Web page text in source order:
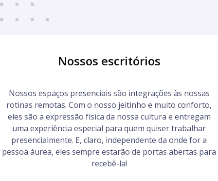
Nossos escritórios
Nossos espaços presenciais são integrações às nossas
rotinas remotas. Com o nosso jeitinho e muito conforto,
eles são a expressão física da nossa cultura e entregam
uma experiência especial para quem quiser trabalhar
presencialmente. E, claro, independente da onde for a
pessoa áurea, eles sempre estarão de portas abertas para
recebê-la!